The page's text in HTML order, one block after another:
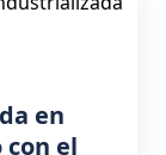
en
el